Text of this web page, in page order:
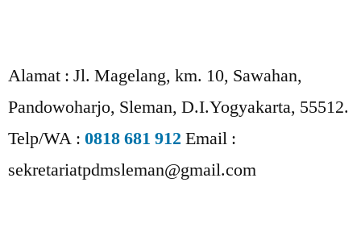
Alamat : Jl. Magelang, km. 10, Sawahan,
Pandowoharjo, Sleman, D.I.Yogyakarta, 55512.
Telp/WA : 0818 681 912 Email :
sekretariatpdmsleman@gmail.com